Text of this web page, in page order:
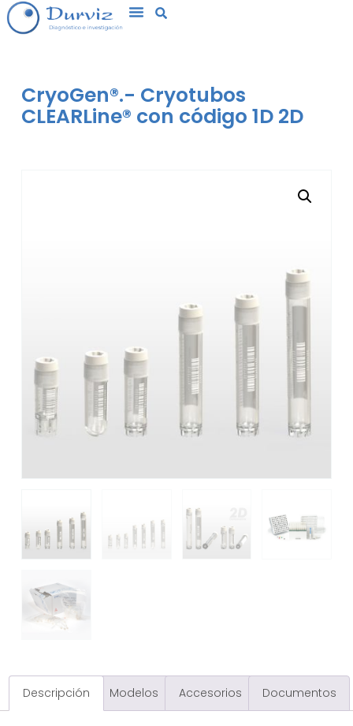
CryoGen®.- Cryotubos
CLEARLine® con código 1D 2D
Descripción Modelos Accesorios Documentos